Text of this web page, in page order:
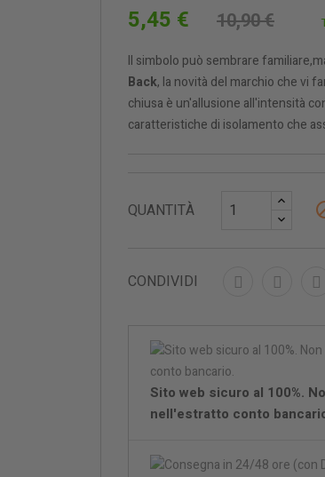
5,45 € 10,90 €
Il simbolo può sembrare
Back, la novità del marchio che vi
chiusa è un'allusione all'intensità
caratteristiche di isolamento che
QUANTITÀ
CONDIVIDI
Sito web sicuro al 100%.
nell'estratto conto